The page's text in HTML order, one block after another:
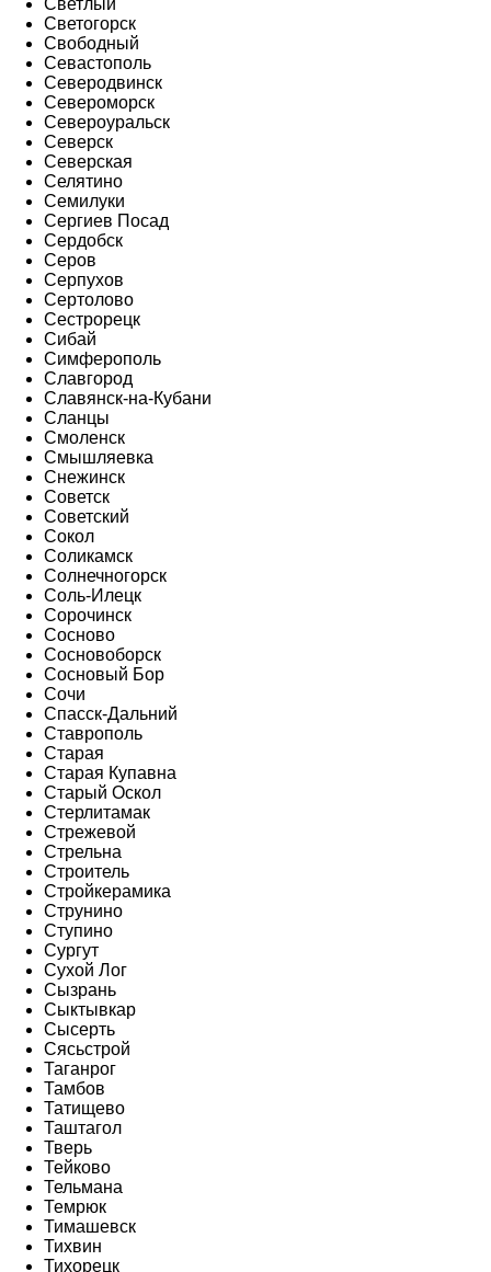
Светлый
Светогорск
Свободный
Севастополь
Северодвинск
Североморск
Североуральск
Северск
Северская
Селятино
Семилуки
Сергиев Посад
Сердобск
Серов
Серпухов
Сертолово
Сестрорецк
Сибай
Симферополь
Славгород
Славянск-на-Кубани
Сланцы
Смоленск
Смышляевка
Снежинск
Советск
Советский
Сокол
Соликамск
Солнечногорск
Соль-Илецк
Сорочинск
Сосново
Сосновоборск
Сосновый Бор
Сочи
Спасск-Дальний
Ставрополь
Старая
Старая Купавна
Старый Оскол
Стерлитамак
Стрежевой
Стрельна
Строитель
Стройкерамика
Струнино
Ступино
Сургут
Сухой Лог
Сызрань
Сыктывкар
Сысерть
Сясьстрой
Таганрог
Тамбов
Татищево
Таштагол
Тверь
Тейково
Тельмана
Темрюк
Тимашевск
Тихвин
Тихорецк